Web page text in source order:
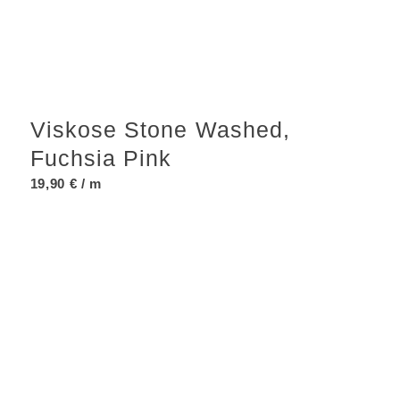
Viskose Stone Washed,
Fuchsia Pink
19,90 € / m